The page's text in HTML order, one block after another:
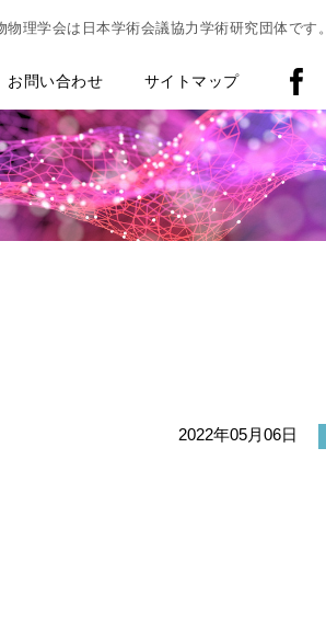
物理学会は日本学術会議協力学術研究団体です。
お問い合わせ サイトマップ
2022年05月06日